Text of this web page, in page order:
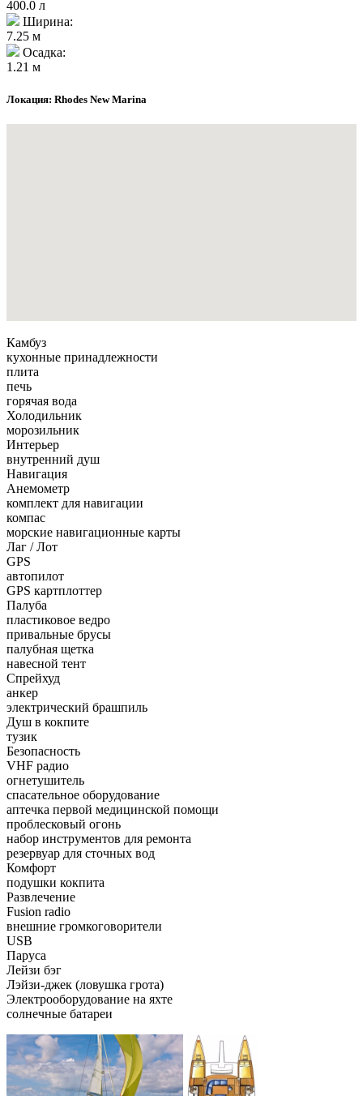
400.0 л
Ширина:
7.25 м
Осадка:
1.21 м
Локация: Rhodes New Marina
Камбуз
кухонные принадлежности
плита
печь
горячая вода
Холодильник
морозильник
Интерьер
внутренний душ
Навигация
Анемометр
комплект для навигации
компас
морские навигационные карты
Лаг / Лот
GPS
автопилот
GPS картплоттер
Палуба
пластиковое ведро
привальные брусы
палубная щетка
навесной тент
Спрейхуд
анкер
электрический брашпиль
Душ в кокпите
тузик
Безопасность
VHF радио
огнетушитель
спасательное оборудование
аптечка первой медицинской помощи
проблесковый огонь
набор инструментов для ремонта
резервуар для сточных вод
Комфорт
подушки кокпита
Развлечение
Fusion radio
внешние громкоговорители
USB
Паруса
Лейзи бэг
Лэйзи-джек (ловушка грота)
Электрооборудование на яхте
солнечные батареи